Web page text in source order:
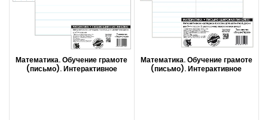
Математика. Обучение грамоте
(письмо). Интерактивное
Математика. Обучение грамоте
(письмо). Интерактивное